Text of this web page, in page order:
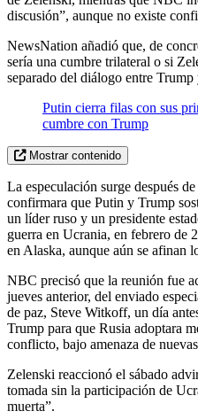
discusión”, aunque no existe
NewsNation añadió que, de
sería una cumbre trilateral o si
separado del diálogo entre Trump
Putin cierra filas con sus
cumbre con Trump
Mostrar contenido
La especulación surge después
confirmara que Putin y Trump
un líder ruso y un presidente
guerra en Ucrania, en febrero de
en Alaska, aunque aún se afinan
NBC precisó que la reunión fue
jueves anterior, del enviado
de paz, Steve Witkoff, un día
Trump para que Rusia adoptara
conflicto, bajo amenaza de
Zelenski reaccionó el sábado
tomada sin la participación de
muerta”.